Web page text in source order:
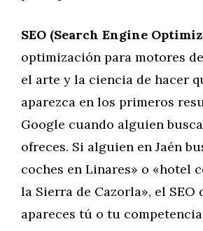
SEO (Search Engine
optimización para motores
el arte y la ciencia de hacer
aparezca en los primeros
Google cuando alguien
ofreces. Si alguien en Jaén
coches en Linares» o «hotel
la Sierra de Cazorla», el SEO
apareces tú o tu